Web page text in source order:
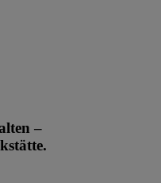
–